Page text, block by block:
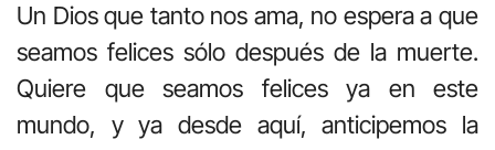
Un Dios que tanto nos ama, no espera a que
seamos felices sólo después de la muerte.
Quiere que seamos felices ya en este
mundo, y ya desde aquí, anticipemos la